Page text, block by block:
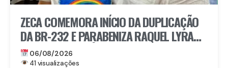
ZECA COMEMORA INÍCIO DA DUPLICAÇÃO
DA BR-232 E PARABENIZA RAQUEL LYRA
POR OBRA HISTÓRICA PARA O INTERIOR
06/08/2026
41 visualizações